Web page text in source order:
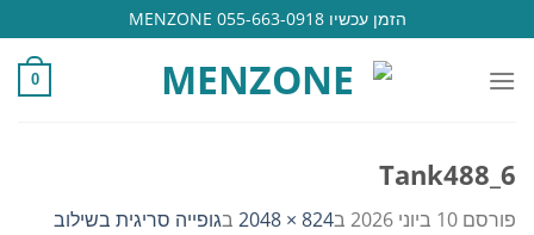
to
content
הזמן עכשיו 055-663-0918 MENZONE
0
Tank488_6
פורסם 10 ביוני 2026 ב824 × 2048 בגופייה סריגית בשילוב